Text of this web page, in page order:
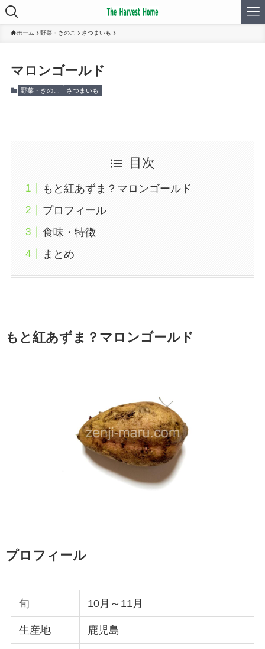
ホーム 野菜・きのこ さつまいも
マロンゴールド
野菜・きのこ さつまいも
目次
もと紅あずま？マロンゴールド
プロフィール
食味・特徴
まとめ
もと紅あずま？マロンゴールド
プロフィール
旬 10月～11月
生産地 鹿児島